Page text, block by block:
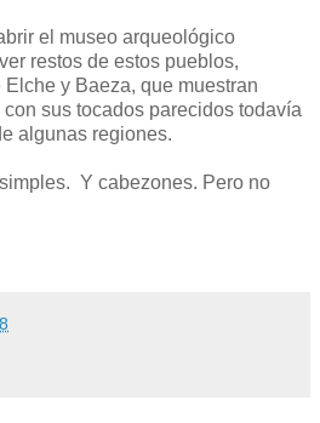
el museo arqueológico
restos de estos pueblos,
y Baeza, que muestran
sus tocados parecidos todavía
algunas regiones.
Y cabezones. Pero no